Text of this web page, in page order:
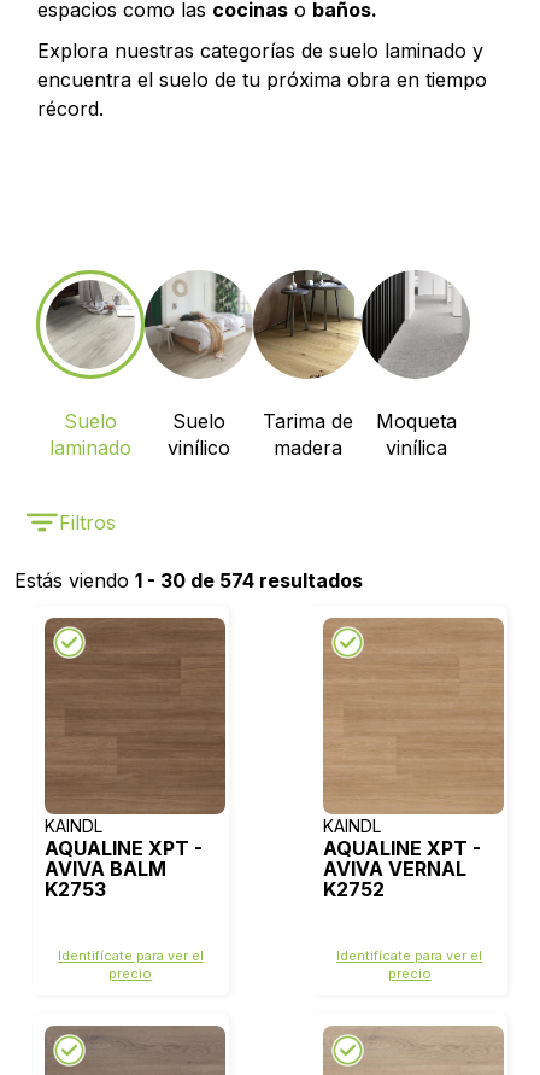
espacios como las cocinas o baños.
Explora nuestras categorías de suelo laminado y
encuentra el suelo de tu próxima obra en tiempo
récord.
Suelo
laminado
Suelo
vinílico
Tarima de
madera
Moqueta
vinílica
Filtros
Estás viendo 1 - 30 de 574 resultados
KAINDL
AQUALINE XPT -
AVIVA BALM
K2753
Identifícate para ver el
precio
KAINDL
AQUALINE XPT -
AVIVA VERNAL
K2752
Identifícate para ver el
precio